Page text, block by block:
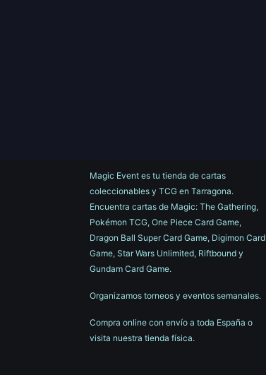
Magic Event es tu tienda de cartas
coleccionables y TCG en Tarragona.
Encuentra cartas de Magic: The Gathering,
Pokémon TCG, One Piece Card Game,
Dragon Ball Super Card Game, Digimon Card
Game, Star Wars Unlimited, Riftbound y
Gundam Card Game.
Organizamos torneos y eventos semanales.
Compra online con envío a toda España o
visita nuestra tienda física.